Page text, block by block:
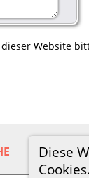
Diese
Website